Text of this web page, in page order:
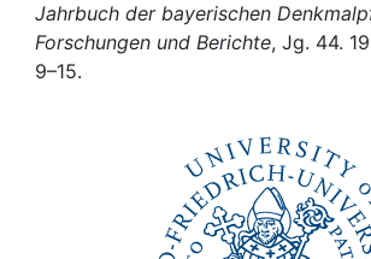
Institutions
Awards
Jahrbuch der bayerischen
Forschungen und Berichte, Jg. 44.
9–15.